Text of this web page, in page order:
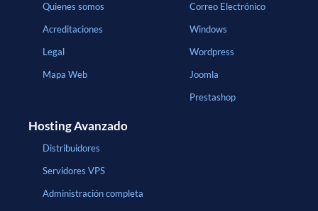
Quienes somos
Acreditaciones
Legal
Mapa Web
Correo Electrónico
Windows
Wordpress
Joomla
Prestashop
Hosting Avanzado
Distribuidores
Servidores VPS
Administración completa